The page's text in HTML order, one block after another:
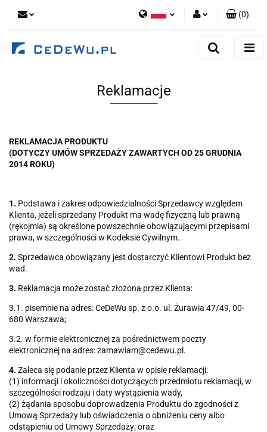
Zgody cookies
(0)
Reklamacje
REKLAMACJA PRODUKTU
(DOTYCZY UMÓW SPRZEDAŻY ZAWARTYCH OD 25 GRUDNIA
2014 ROKU)
1. Podstawa i zakres odpowiedzialności Sprzedawcy względem
Klienta, jeżeli sprzedany Produkt ma wadę fizyczną lub prawną
(rękojmia) są określone powszechnie obowiązującymi przepisami
prawa, w szczególności w Kodeksie Cywilnym.
2. Sprzedawca obowiązany jest dostarczyć Klientowi Produkt bez
wad.
3. Reklamacja może zostać złożona przez Klienta:
3.1. pisemnie na adres: CeDeWu sp. z o.o. ul. Żurawia 47/49, 00-
680 Warszawa;
3.2. w formie elektronicznej za pośrednictwem poczty
elektronicznej na adres: zamawiam@cedewu.pl.
4. Zaleca się podanie przez Klienta w opisie reklamacji:
(1) informacji i okoliczności dotyczących przedmiotu reklamacji, w
szczególności rodzaju i daty wystąpienia wady,
(2) żądania sposobu doprowadzenia Produktu do zgodności z
Umową Sprzedaży lub oświadczenia o obniżeniu ceny albo
odstąpieniu od Umowy Sprzedaży; oraz